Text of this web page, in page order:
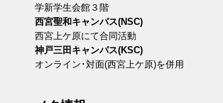
学新学生会館３階
西宮聖和キャンパス(NSC)
西宮上ケ原にて合同活動
神戸三田キャンパス(KSC)
オンライン･対面(西宮上ケ原)を併用